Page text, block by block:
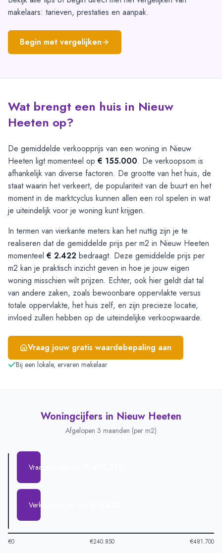
makelaars: tarieven, prestaties en aanpak.
Begin met vergelijken
Wat brengt een huis in Nieuw
Heeten op?
De gemiddelde verkoopprijs van een woning in Nieuw
Heeten ligt momenteel op € 155.000. De verkoopsom is
afhankelijk van diverse factoren. De grootte van het huis, de
staat waarin het verkeert, de populariteit van de buurt en het
moment in de marktcyclus kunnen allen een rol spelen in wat
je uiteindelijk voor je woning kunt krijgen.
In termen van vierkante meters kan het nuttig zijn je te
realiseren dat de gemiddelde prijs per m2 in Nieuw Heeten
momenteel € 2.422 bedraagt. Deze gemiddelde prijs per
m2 kan je praktisch inzicht geven in hoe je jouw eigen
woning misschien wilt prijzen. Echter, ook hier geldt dat tal
van andere zaken, zoals bewoonbare oppervlakte versus
totale oppervlakte, het huis zelf, en zijn precieze locatie,
invloed zullen hebben op de uiteindelijke verkoopwaarde.
Vraag jouw gratis waardebepaling aan
Bij een lokale, ervaren makelaar
Woningcijfers in Nieuw Heeten
Afgelopen 3 maanden (per m2)
Vraagprijs per m2
Verkoopprijs per m2
€0 €240.850 €481.700